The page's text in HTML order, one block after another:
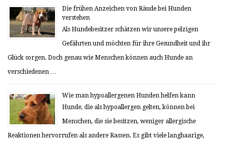
Die frühen Anzeichen von Räude bei Hunden
verstehen
Als Hundebesitzer schätzen wir unsere pelzigen
Gefährten und möchten für ihre Gesundheit und ihr
Glück sorgen. Doch genau wie Menschen können auch Hunde an
verschiedenen …
Wie man hypoallergenen Hunden helfen kann
Hunde, die als hypoallergen gelten, können bei
Menschen, die sie besitzen, weniger allergische
Reaktionen hervorrufen als andere Rassen. Es gibt viele langhaarige,